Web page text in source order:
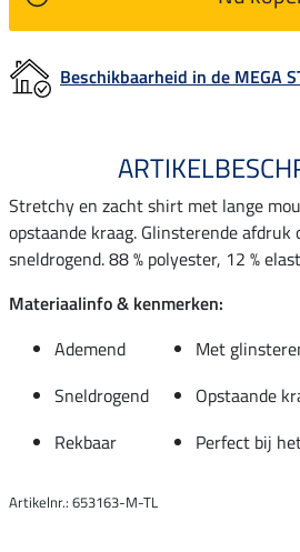
Beschikbaarheid in de MEGA
Stretchy en zacht shirt met lange
opstaande kraag. Glinsterende afdruk
sneldrogend. 88 % polyester, 12 %
Materiaalinfo & kenmerken:
Ademend
Met
Sneldrogend
Opstaande
Rekbaar
Perfect bij
Artikelnr.: 653163-M-TL